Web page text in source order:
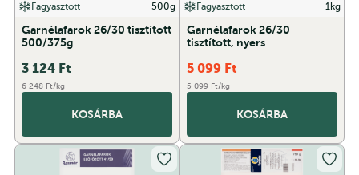
Fagyasztott 500g
Garnélafarok 26/30 tisztított
500/375g
3 124 Ft
6 248 Ft/kg
KOSÁRBA
Fagyasztott 1kg
Garnélafarok 26/30
tisztított, nyers
5 099 Ft
5 099 Ft/kg
KOSÁRBA